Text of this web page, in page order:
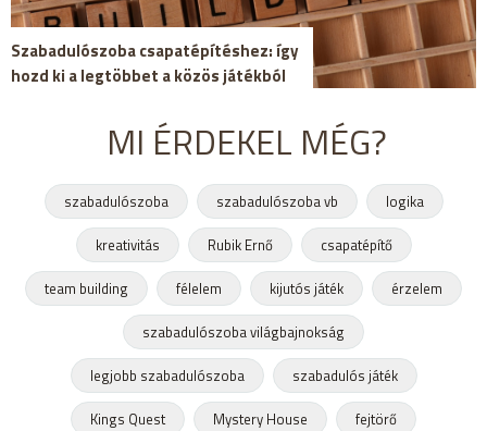
Szabadulószoba csapatépítéshez: így
hozd ki a legtöbbet a közös játékból
MI ÉRDEKEL MÉG?
szabadulószoba szabadulószoba vb
logika
kreativitás
Rubik Ernő
csapatépítő
team building
félelem kijutós játék
érzelem
szabadulószoba világbajnokság
legjobb szabadulószoba
szabadulós játék
Kings Quest
Mystery House
fejtörő